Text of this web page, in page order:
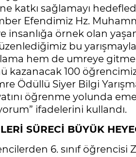
katkı sağlamayı
Efendimiz Hz.
insanlığa örnek olan
bu
hem de umreye gitme
100
Ödüllü Siyer Bilgi
öğrenme yolunda
ifadelerini kullandı.
SÜRECİ BÜYÜK
6. sınıf